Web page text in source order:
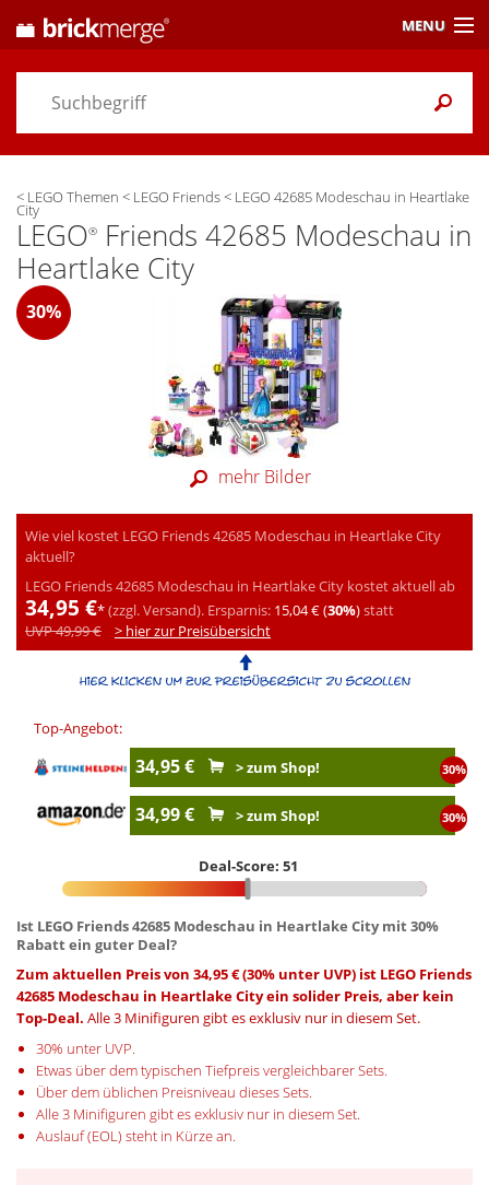
< LEGO Themen < LEGO Friends< LEGO 42685 Modeschau in Heartlake
City
LEGO®
Friends 42685 Modeschau in
Heartlake City
30%
mehr Bilder
Wie viel kostet LEGO Friends 42685 Modeschau in Heartlake City
aktuell?
LEGO Friends 42685 Modeschau in Heartlake City kostet aktuell ab
34,95 €*(zzgl. Versand). Ersparnis: 15,04 € (30%)statt
UVP 49,99 €
> hier zur Preisübersicht
Top-Angebot:
34,95 € 30%
> zum Shop!
34,99 € 30%
> zum Shop!
Deal-Score: 51
Ist LEGO Friends 42685 Modeschau in Heartlake City mit 30%
Rabatt ein guter Deal?
Zum aktuellen Preis von 34,95 € (30% unter UVP) ist LEGO Friends
42685 Modeschau in Heartlake City ein solider Preis, aber kein
Top-Deal. Alle 3 Minifiguren gibt es exklusiv nur in diesem Set.
30% unter UVP.
Etwas über dem typischen Tiefpreis vergleichbarer Sets.
Über dem üblichen Preisniveau dieses Sets.
Alle 3 Minifiguren gibt es exklusiv nur in diesem Set.
Auslauf (EOL) steht in Kürze an.
MENU
Preisvergleich
Themen/ Händler
Alarme& Wunschlisten
Einstellungen